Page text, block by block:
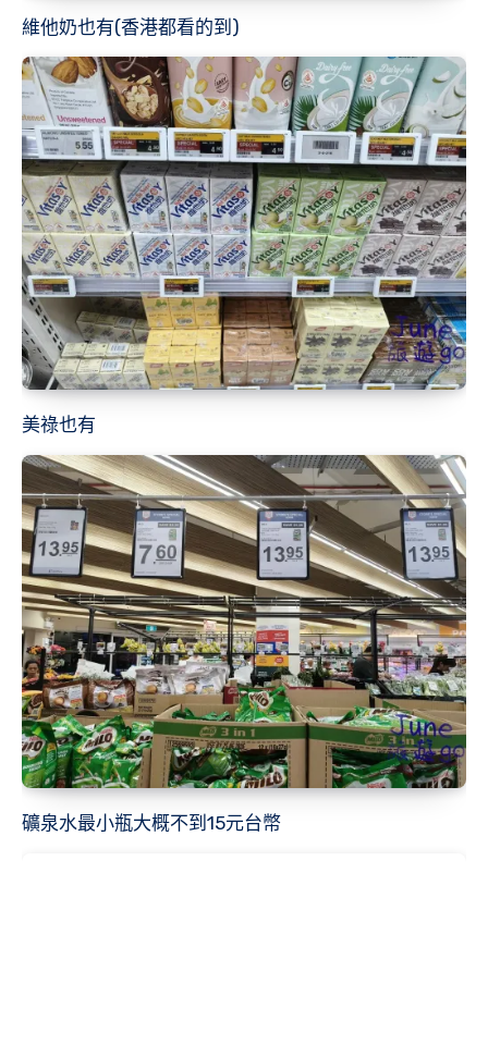
維他奶也有(香港都看的到)
美祿也有
礦泉水最小瓶大概不到15元台幣